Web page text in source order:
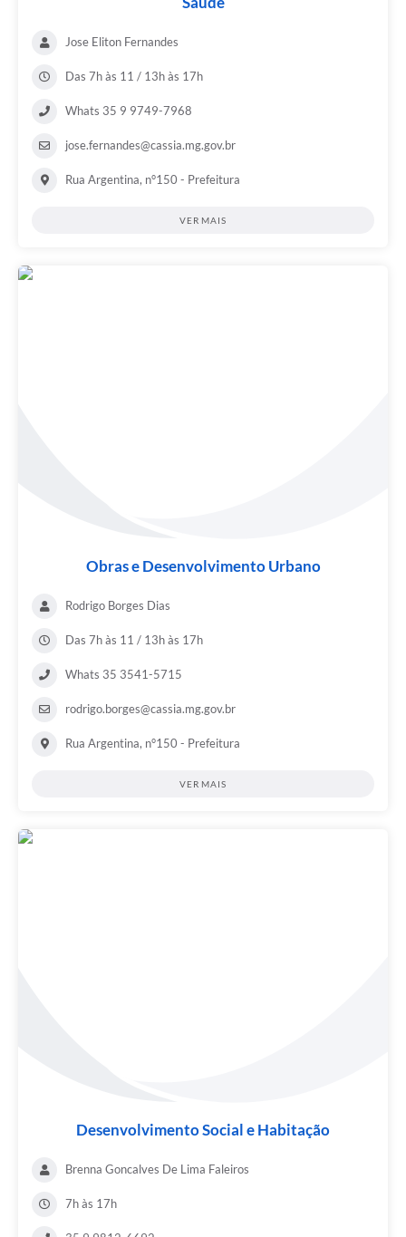
Jose Eliton Fernandes
Das 7h às 11 / 13h às 17h
Whats 35 9 9749-7968
jose.fernandes@cassia.mg.gov.br
Rua Argentina, n°150 - Prefeitura
VER MAIS
Obras e Desenvolvimento Urbano
Rodrigo Borges Dias
Das 7h às 11 / 13h às 17h
Whats 35 3541-5715
rodrigo.borges@cassia.mg.gov.br
Rua Argentina, n°150 - Prefeitura
VER MAIS
Desenvolvimento Social e Habitação
Brenna Goncalves De Lima Faleiros
7h às 17h